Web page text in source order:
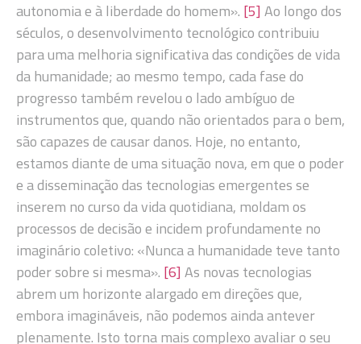
autonomia e à liberdade do homem». [5] Ao longo dos
séculos, o desenvolvimento tecnológico contribuiu
para uma melhoria significativa das condições de vida
da humanidade; ao mesmo tempo, cada fase do
progresso também revelou o lado ambíguo de
instrumentos que, quando não orientados para o bem,
são capazes de causar danos. Hoje, no entanto,
estamos diante de uma situação nova, em que o poder
e a disseminação das tecnologias emergentes se
inserem no curso da vida quotidiana, moldam os
processos de decisão e incidem profundamente no
imaginário coletivo: «Nunca a humanidade teve tanto
poder sobre si mesma». [6] As novas tecnologias
abrem um horizonte alargado em direções que,
embora imagináveis, não podemos ainda antever
plenamente. Isto torna mais complexo avaliar o seu